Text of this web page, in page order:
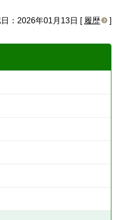
：2026年01月13日 [ 履歴 ]